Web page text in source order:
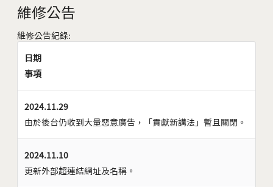
維修公告
維修公告紀錄:
日期
事項
2024.11.29
由於後台仍收到大量惡意廣告，「貢獻新講法」暫且關閉。
2024.11.10
更新外部超連結網址及名稱。